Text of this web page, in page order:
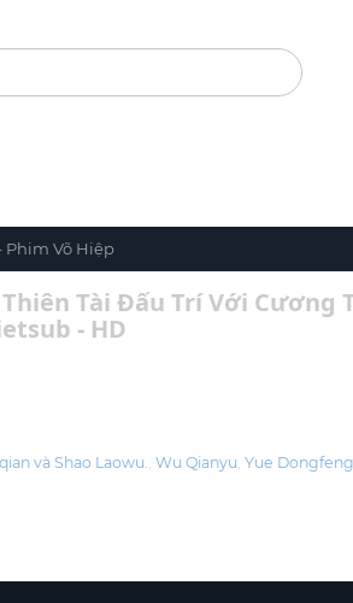
Phim Võ Hiệp
Tài Đấu Trí Với Cương
- HD
và Shao Laowu. Wu Qianyu Yue Dongfeng